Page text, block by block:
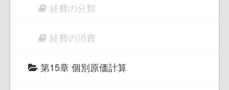
経費の分類
経費の消費
第15章 個別原価計算